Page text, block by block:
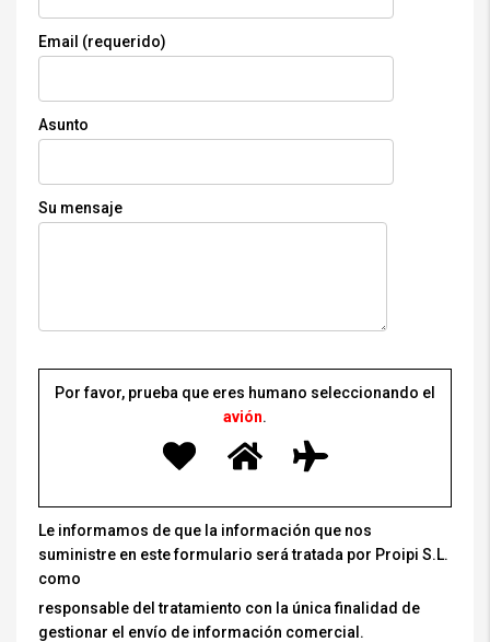
Email (requerido)
Asunto
Su mensaje
Por favor, prueba que eres humano seleccionando el
avión.
Le informamos de que la información que nos
suministre en este formulario será tratada por Proipi S.L.
como
responsable del tratamiento con la única finalidad de
gestionar el envío de información comercial.